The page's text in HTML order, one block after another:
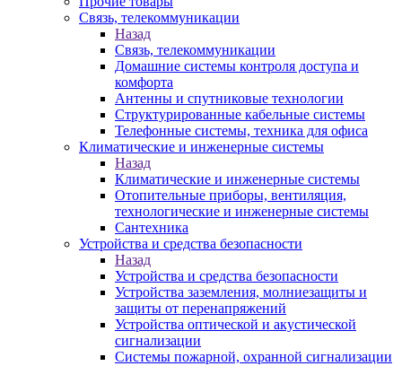
Связь, телекоммуникации
Назад
Связь, телекоммуникации
Домашние системы контроля доступа и
комфорта
Антенны и спутниковые технологии
Структурированные кабельные системы
Телефонные системы, техника для офиса
Климатические и инженерные системы
Назад
Климатические и инженерные системы
Отопительные приборы, вентиляция,
технологические и инженерные системы
Сантехника
Устройства и средства безопасности
Назад
Устройства и средства безопасности
Устройства заземления, молниезащиты и
защиты от перенапряжений
Устройства оптической и акустической
сигнализации
Системы пожарной, охранной сигнализации